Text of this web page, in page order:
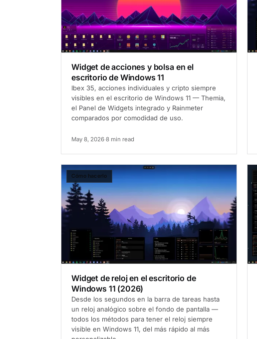
Widget de acciones y bolsa en el
escritorio de Windows 11
Ibex 35, acciones individuales y cripto siempre
visibles en el escritorio de Windows 11 — Themia,
el Panel de Widgets integrado y Rainmeter
comparados por comodidad de uso.
May 8, 2026·8 min read
Cómo hacerlo
Widget de reloj en el escritorio de
Windows 11 (2026)
Desde los segundos en la barra de tareas hasta
un reloj analógico sobre el fondo de pantalla —
todos los métodos para tener el reloj siempre
visible en Windows 11, del más rápido al más